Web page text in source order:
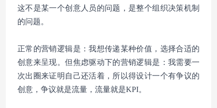
这不是某一个创意人员的问题，是整个组织决策机制
的问题。
正常的营销逻辑是：我想传递某种价值，选择合适的
创意来呈现。但焦虑驱动下的营销逻辑是：我需要一
次出圈来证明自己还活着，所以得设计一个有争议的
创意，争议就是流量，流量就是KPI。